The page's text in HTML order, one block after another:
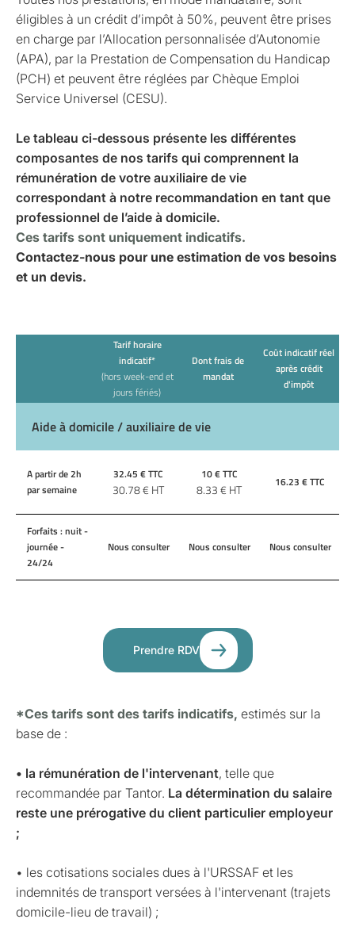
éligibles à un crédit d’impôt à 50%, peuvent être prises
en charge par l’Allocation personnalisée d’Autonomie
(APA), par la Prestation de Compensation du Handicap
(PCH) et peuvent être réglées par Chèque Emploi
Service Universel (CESU).
Le tableau ci-dessous présente les différentes
composantes de nos tarifs qui comprennent la
rémunération de votre auxiliaire de vie
correspondant à notre recommandation en tant que
professionnel de l’aide à domicile.
Ces tarifs sont uniquement indicatifs.
Contactez-nous pour une estimation de vos besoins
et un devis.
Tarif horaire
indicatif*
(hors week-end et
jours fériés)
Dont frais de
mandat
Coût indicatif réel
après crédit
d'impôt
Aide à domicile / auxiliaire de vie
A partir de 2h
par semaine
32.45 € TTC
30.78€ HT
10€ TTC
8.33€ HT 16.23 € TTC
Forfaits : nuit -
journée -
24/24
Nous consulter Nous consulter Nous consulter
Prendre RDV
*Ces tarifs sont des tarifs indicatifs, estimés sur la
base de :
• la rémunération de l'intervenant, telle que
recommandée par Tantor. La détermination du salaire
reste une prérogative du client particulier employeur
;
• les cotisations sociales dues à l'URSSAF et les
indemnités de transport versées à l'intervenant (trajets
domicile-lieu de travail) ;